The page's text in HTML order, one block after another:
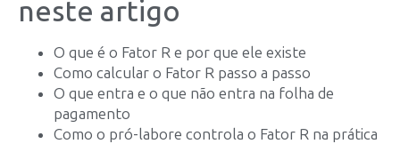
neste artigo
O que é o Fator R e por que ele existe
Como calcular o Fator R passo a passo
O que entra e o que não entra na folha de
pagamento
Como o pró-labore controla o Fator R na prática